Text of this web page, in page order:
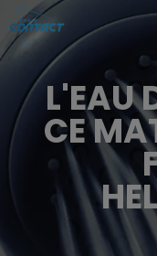
L'EAU
CE